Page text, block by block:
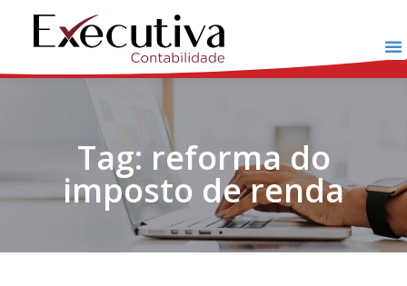
Tag: reforma do
imposto de renda